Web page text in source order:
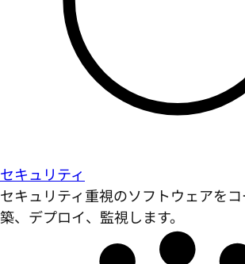
セキュリティ
セキュリティ重視のソフトウェアを
築、デプロイ、監視します。